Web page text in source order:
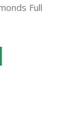
Full